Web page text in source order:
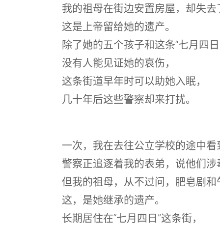
我的祖母在街边安置房屋，却失
这是上帝留给她的遗产。
除了她的五个孩子和这条“七月四
没有人能见证她的哀伤，
这条街道早年时可以助她入眠，
几十年后这些警察却来打扰。
一次，我在去往公立学校的途中看
警察正追逐着我的表弟，说他们涉
但我的祖母，从不过问，肥皂剧
这，是她继承的遗产。
长期居住在“七月四日”这条街，